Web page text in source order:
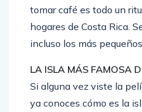
tomar café es todo un
hogares de Costa Rica.
incluso los más
LA ISLA MÁS FAMOSA
Si alguna vez viste la
ya conoces cómo es la